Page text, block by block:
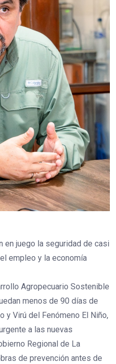
en juego la seguridad de casi
empleo y la economía
Agropecuario Sostenible
menos de 90 días de
y Virú del Fenómeno El Niño,
a las nuevas
Regional de La
de prevención antes de